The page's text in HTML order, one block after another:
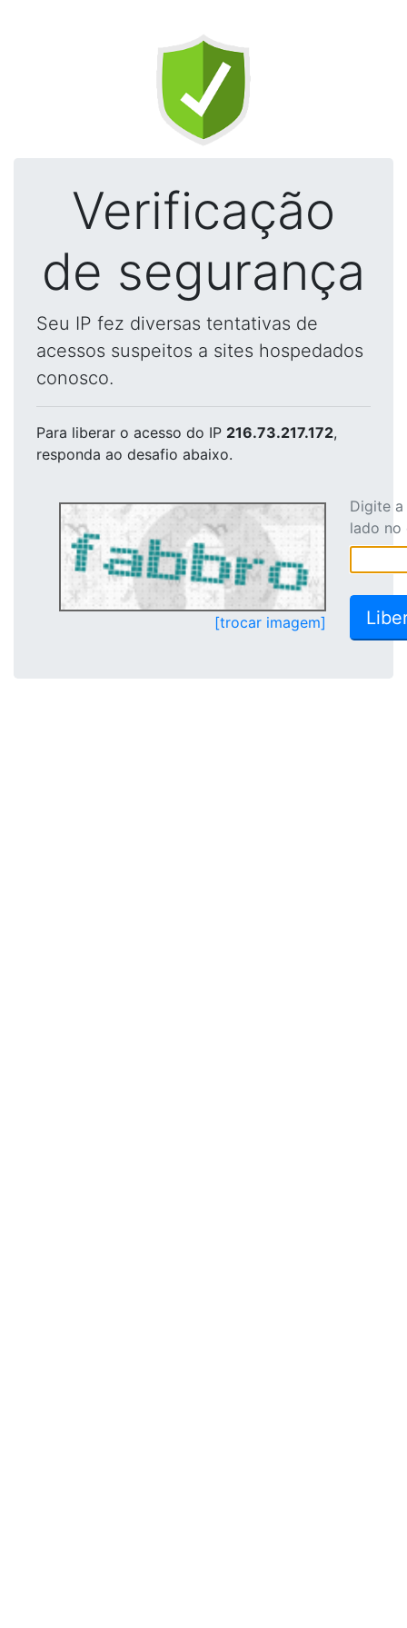
Verificação
de segurança
Seu IP fez diversas tentativas de
acessos suspeitos a sites hospedados
conosco.
Para liberar o acesso do IP 216.73.217.172,
responda ao desafio abaixo.
[trocar imagem]
Digite
lado no